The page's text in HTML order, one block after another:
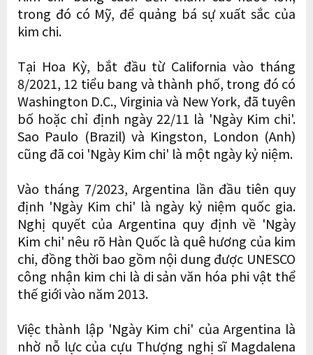
trong đó có Mỹ, để quảng bá sự xuất sắc của
kim chi.
Tại Hoa Kỳ, bắt đầu từ California vào tháng
8/2021, 12 tiểu bang và thành phố, trong đó có
Washington D.C., Virginia và New York, đã tuyên
bố hoặc chỉ định ngày 22/11 là 'Ngày Kim chi'.
Sao Paulo (Brazil) và Kingston, London (Anh)
cũng đã coi 'Ngày Kim chi' là một ngày kỷ niệm.
Vào tháng 7/2023, Argentina lần đầu tiên quy
định 'Ngày Kim chi' là ngày kỷ niệm quốc gia.
Nghị quyết của Argentina quy định về 'Ngày
Kim chi' nêu rõ Hàn Quốc là quê hương của kim
chi, đồng thời bao gồm nội dung được UNESCO
công nhận kim chi là di sản văn hóa phi vật thể
thế giới vào năm 2013.
Việc thành lập 'Ngày Kim chi' của Argentina là
nhờ nỗ lực của cựu Thượng nghị sĩ Magdalena